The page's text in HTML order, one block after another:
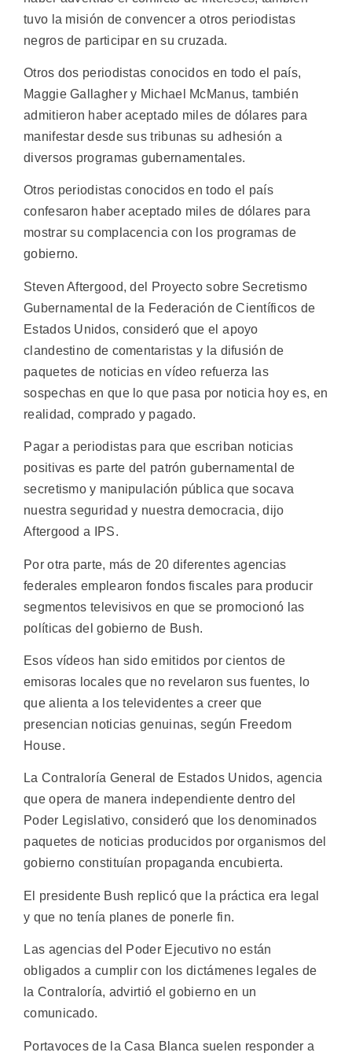
tuvo la misión de convencer a otros periodistas
negros de participar en su cruzada.
Otros dos periodistas conocidos en todo el país,
Maggie Gallagher y Michael McManus, también
admitieron haber aceptado miles de dólares para
manifestar desde sus tribunas su adhesión a
diversos programas gubernamentales.
Otros periodistas conocidos en todo el país
confesaron haber aceptado miles de dólares para
mostrar su complacencia con los programas de
gobierno.
Steven Aftergood, del Proyecto sobre Secretismo
Gubernamental de la Federación de Científicos de
Estados Unidos, consideró que el apoyo
clandestino de comentaristas y la difusión de
paquetes de noticias en vídeo refuerza las
sospechas en que lo que pasa por noticia hoy es, en
realidad, comprado y pagado.
Pagar a periodistas para que escriban noticias
positivas es parte del patrón gubernamental de
secretismo y manipulación pública que socava
nuestra seguridad y nuestra democracia, dijo
Aftergood a IPS.
Por otra parte, más de 20 diferentes agencias
federales emplearon fondos fiscales para producir
segmentos televisivos en que se promocionó las
políticas del gobierno de Bush.
Esos vídeos han sido emitidos por cientos de
emisoras locales que no revelaron sus fuentes, lo
que alienta a los televidentes a creer que
presencian noticias genuinas, según Freedom
House.
La Contraloría General de Estados Unidos, agencia
que opera de manera independiente dentro del
Poder Legislativo, consideró que los denominados
paquetes de noticias producidos por organismos del
gobierno constituían propaganda encubierta.
El presidente Bush replicó que la práctica era legal
y que no tenía planes de ponerle fin.
Las agencias del Poder Ejecutivo no están
obligados a cumplir con los dictámenes legales de
la Contraloría, advirtió el gobierno en un
comunicado.
Portavoces de la Casa Blanca suelen responder a